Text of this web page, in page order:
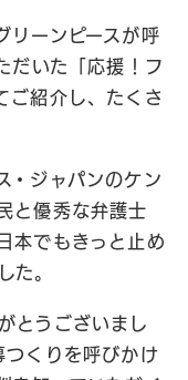
リーンピースが呼
だいた「応援！フ
ご紹介し、たくさ
・ジャパンのケン
と優秀な弁護士
本でもきっと止め
た。
とうございまし
くりを呼びかけ